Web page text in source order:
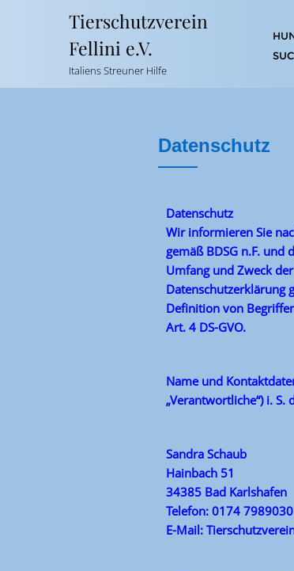
Tierschutzverein
Fellini e.V.
Italiens Streuner Hilfe
Datenschutz
Datenschutz
Wir informieren Sie
gemäß BDSG n.F. und
Umfang und Zweck
Datenschutzerklärung
Definition von
Art. 4 DS-GVO.
Name und
„Verantwortliche“) i. S.
Sandra Schaub
Hainbach 51
34385 Bad Karlshafen
Telefon: 0174 7989030
E-Mail: